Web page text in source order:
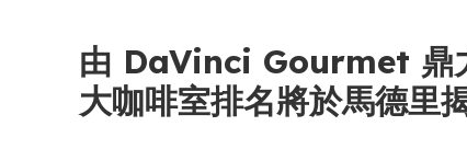
由 DaVinci Gourmet 鼎
大咖啡室排名將於馬德里